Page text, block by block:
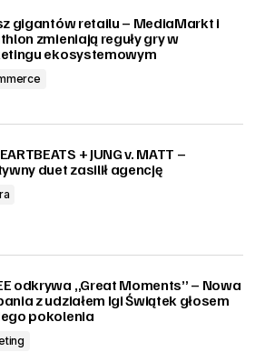
gigantów retailu – MediaMarkt i
zmieniają reguły gry w
ekosystemowym
+ JUNG v. MATT –
duet zasilił agencję
odkrywa „Great Moments” – Nowa
z udziałem Igi Świątek głosem
pokolenia